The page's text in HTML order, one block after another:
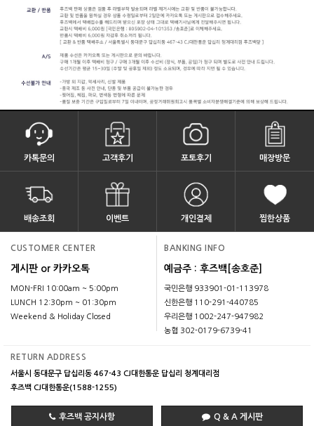
카톡문의 고객후기 포토후기 매장방문
배송조회 이벤트 개인결제 찜한상품
CUSTOMER CENTER
게시판 or 카카오톡
MON-FRI 10:00am ~ 5:00pm
LUNCH 12:30pm ~ 01:30pm
Weekend & Holiday Closed
BANKING INFO
예금주 : 후즈백[송호준]
국민은행 933901-01-113978
신한은행 110-291-440785
우리은행 1002-247-947982
농협 302-0179-6739-41
RETURN ADDRESS
서울시 동대문구 답십리동 467-43 CJ대한통운 답십리 청계대리점
후즈백 CJ대한통운(1588-1255)
후즈백 공지사항 Q & A 게시판